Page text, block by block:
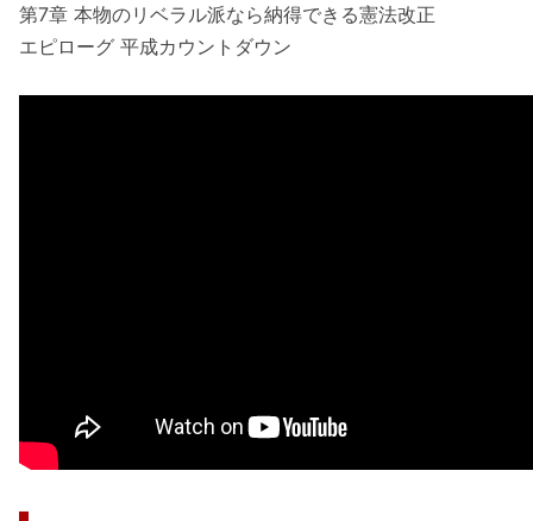
第7章 本物のリベラル派なら納得できる憲法改正
エピローグ 平成カウントダウン